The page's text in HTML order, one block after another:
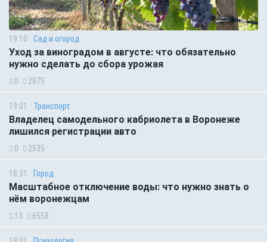
19:10 Сад и огород
Уход за виноградом в августе: что обязательно
нужно сделать до сбора урожая
0 2875
19:01 Транспорт
Владелец самодельного кабриолета в Воронеже
лишился регистрации авто
0 2535
18:31 Город
Масштабное отключение воды: что нужно знать о
нём воронежцам
13 6558